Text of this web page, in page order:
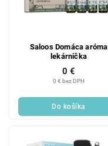
Saloos Domáca aróma
lekárnička
0 € bez DPH
0 €
Do košíka